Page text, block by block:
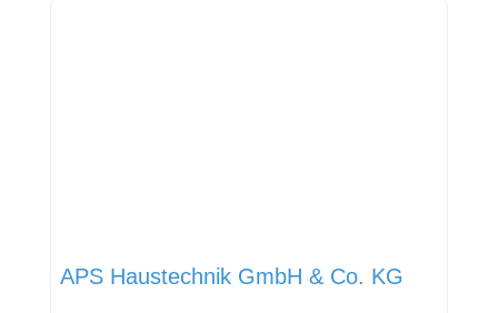
APS Haustechnik GmbH & Co. KG